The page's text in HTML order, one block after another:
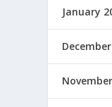
January